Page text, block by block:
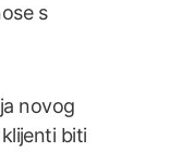
s
novog
biti